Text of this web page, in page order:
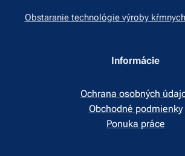
Obstaranie technológie výroby
Informácie
Ochrana osobných
Obchodné podmienky
Ponuka práce